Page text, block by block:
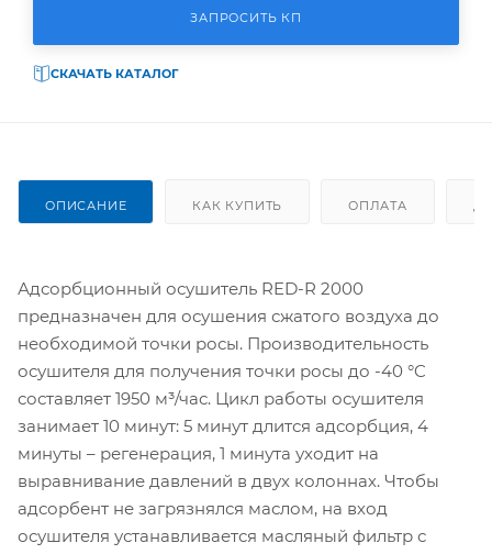
ЗАПРОСИТЬ КП
СКАЧАТЬ КАТАЛОГ
ОПИСАНИЕ КАК КУПИТЬ ОПЛАТА
Адсорбционный осушитель RED-R 2000
предназначен для осушения сжатого воздуха до
необходимой точки росы. Производительность
осушителя для получения точки росы до -40 °C
составляет 1950 м³/час. Цикл работы осушителя
занимает 10 минут: 5 минут длится адсорбция, 4
минуты – регенерация, 1 минута уходит на
выравнивание давлений в двух колоннах. Чтобы
адсорбент не загрязнялся маслом, на вход
осушителя устанавливается масляный фильтр с